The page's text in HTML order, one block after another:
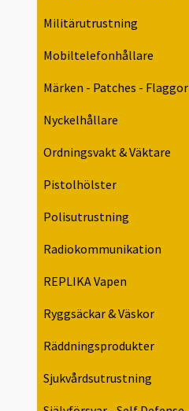
Militärutrustning
Mobiltelefonhållare
Märken - Patches - Flaggor
Nyckelhållare
Ordningsvakt & Väktare
Pistolhölster
Polisutrustning
Radiokommunikation
REPLIKA Vapen
Ryggsäckar & Väskor
Räddningsprodukter
Sjukvårdsutrustning